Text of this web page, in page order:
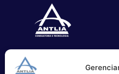
de softwares e serviços